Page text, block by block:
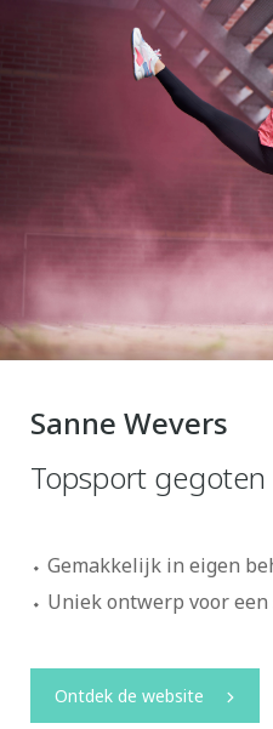
Sanne Wevers
Topsport
Gemakkelijk in eigen
Uniek ontwerp voor
Ontdek de website